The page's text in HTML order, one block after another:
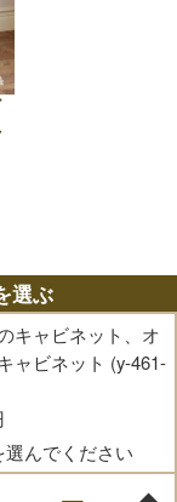
選ぶ
キャビネット、オ
ャビネット (y-461-
んでください